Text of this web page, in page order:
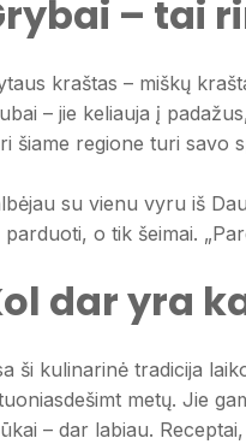
– tai
kraštas – miškų
– jie keliauja į
šiame regione turi savo
su vienu vyru iš
parduoti, o tik šeimai.
dar yra
ši kulinarinė tradicija
metų. Jie
– dar labiau.